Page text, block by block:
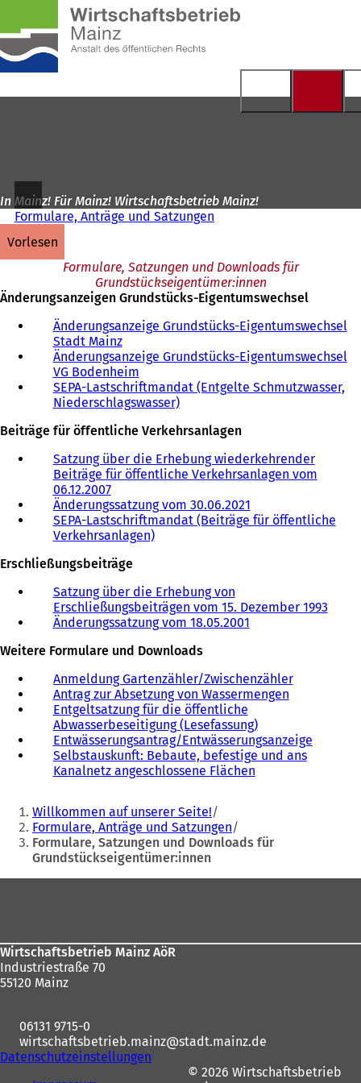
Inhalt anspringen
In Mainz! Für Mainz! Wirtschaftsbetrieb Mainz!
Formulare, Anträge und Satzungen
vorlesen
Formulare, Satzungen und Downloads für
Grundstückseigentümer:innen
Änderungsanzeigen Grundstücks-Eigentumswechsel
Änderungsanzeige Grundstücks-Eigentumswechsel
Stadt Mainz
Änderungsanzeige Grundstücks-Eigentumswechsel
VG Bodenheim
SEPA-Lastschriftmandat (Entgelte Schmutzwasser,
Niederschlagswasser)
Beiträge für öffentliche Verkehrsanlagen
Satzung über die Erhebung wiederkehrender
Beiträge für öffentliche Verkehrsanlagen vom
06.12.2007
Änderungssatzung vom 30.06.2021
SEPA-Lastschriftmandat (Beiträge für öffentliche
Verkehrsanlagen)
Erschließungsbeiträge
Satzung über die Erhebung von
Erschließungsbeiträgen vom 15. Dezember 1993
Änderungssatzung vom 18.05.2001
Weitere Formulare und Downloads
Anmeldung Gartenzähler/Zwischenzähler
Antrag zur Absetzung von Wassermengen
Entgeltsatzung für die öffentliche
Abwasserbeseitigung (Lesefassung)
Entwässerungsantrag/Entwässerungsanzeige
Selbstauskunft: Bebaute, befestige und ans
Kanalnetz angeschlossene Flächen
Sie
befinden
sich
Willkommen auf unserer Seite!
Formulare, Anträge und Satzungen
Formulare, Satzungen und Downloads für
Grundstückseigentümer:innen
Wirtschaftsbetrieb Mainz AöR
Industriestraße 70
55120 Mainz
06131 9715-0
wirtschaftsbetrieb.mainz
stadt.mainz de
Datenschutzeinstellungen
© 2026 Wirtschaftsbetrieb